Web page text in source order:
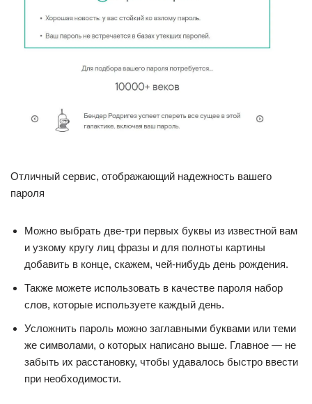
Отличный сервис, отображающий надежность вашего
пароля
Можно выбрать две-три первых буквы из известной вам
и узкому кругу лиц фразы и для полноты картины
добавить в конце, скажем, чей-нибудь день рождения.
Также можете использовать в качестве пароля набор
слов, которые используете каждый день.
Усложнить пароль можно заглавными буквами или теми
же символами, о которых написано выше. Главное — не
забыть их расстановку, чтобы удавалось быстро ввести
при необходимости.